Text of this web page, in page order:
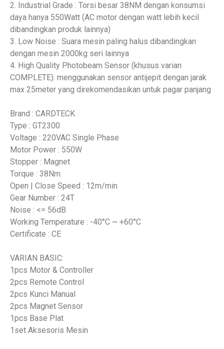
2. Industrial Grade : Torsi besar 38NM dengan konsumsi
daya hanya 550Watt (AC motor dengan watt lebih kecil
dibandingkan produk lainnya)
3. Low Noise : Suara mesin paling halus dibandingkan
dengan mesin 2000kg seri lainnya
4. High Quality Photobeam Sensor (khusus varian
COMPLETE): menggunakan sensor antijepit dengan jarak
max 25meter yang direkomendasikan untuk pagar panjang
Brand : CARDTECK
Type : GT2300
Voltage : 220VAC Single Phase
Motor Power : 550W
Stopper : Magnet
Torque : 38Nm
Open | Close Speed : 12m/min
Gear Number : 24T
Noise : <= 56dB
Working Temperature : -40°C ~ +60°C
Certificate : CE
VARIAN BASIC:
1pcs Motor & Controller
2pcs Remote Control
2pcs Kunci Manual
2pcs Magnet Sensor
1pcs Base Plat
1set Aksesoris Mesin